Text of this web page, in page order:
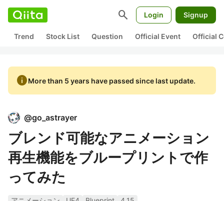
search Login Signup
Trend Stock List Question Official Event Official
infoMore than 5 years have passed since last update.
@go_astrayer
ブレンド可能なアニメーション
再生機能をブループリントで作
ってみた